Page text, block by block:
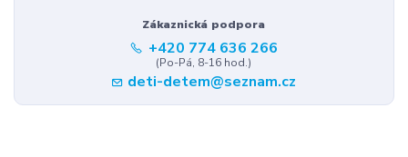
Zákaznická podpora
+420 774 636 266
(Po-Pá, 8-16 hod.)
deti-detem@seznam.cz